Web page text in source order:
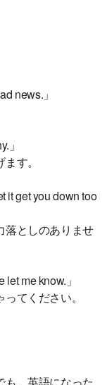
news.」
」
す。
it get you down too
落としのありませ
let me know.」
てください。
、英語になった